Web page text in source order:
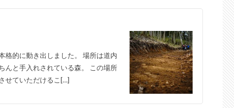
格的に動き出しました。 場所は道内
んと手入れされている森。 この場所
せていただけるこ[…]